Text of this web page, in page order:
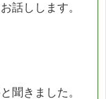
話しします。
聞きました。